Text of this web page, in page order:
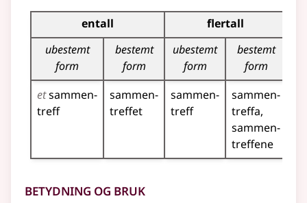
Bøyingstabell for dette substantivet
entall
flertall
ubestemt
form
bestemt
form
ubestemt
form
bestemt
form
etsammen­
treff
sammen­
treffet
sammen­
treff
sammen­
treffa
sammen­
treffene
Betydning og bruk